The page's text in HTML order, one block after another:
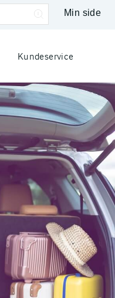
Min side
Kundeservice